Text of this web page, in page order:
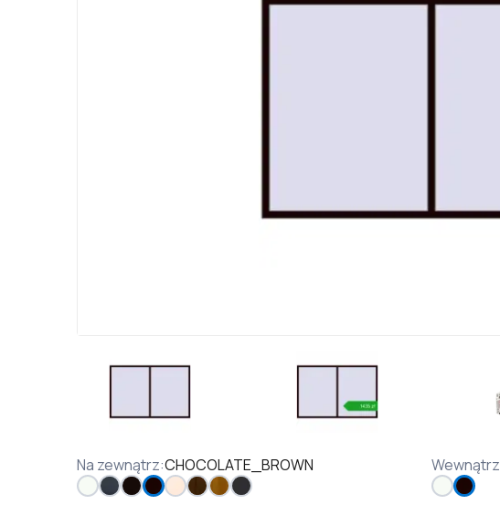
Na zewnątrz:CHOCOLATE_BROWN Wewnątrz